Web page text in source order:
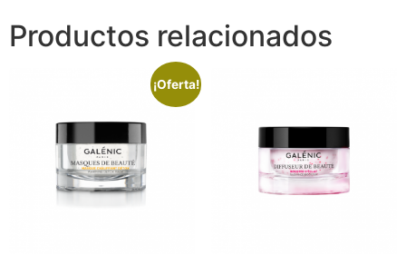
Productos relacionados
¡Oferta!